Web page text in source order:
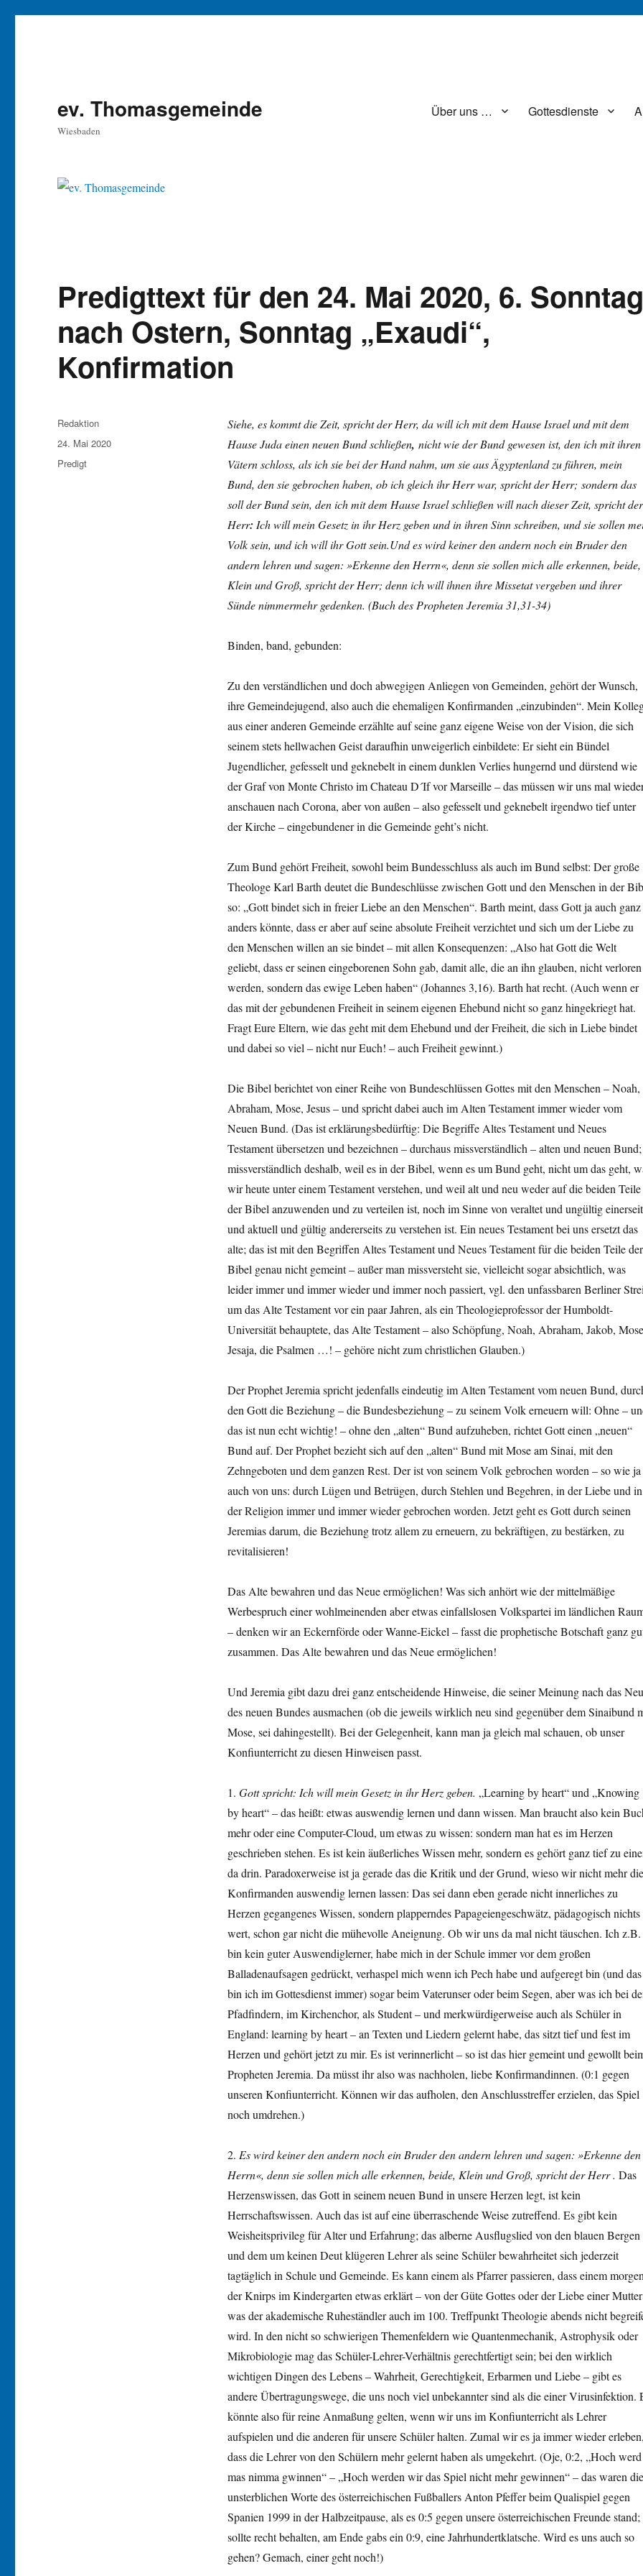
ev. Thomasgemeinde
Wiesbaden
Über uns … Gottesdienste
Predigttext für den 24. Mai 2020, 6.
nach Ostern, Sonntag „Exaudi“,
Konfirmation
Siehe, es kommt die Zeit, spricht der Herr, da will ich mit dem Hause Israel und mit dem
Hause Juda einen neuen Bund schließen, nicht wie der Bund gewesen ist, den ich mit ihren
Vätern schloss, als ich sie bei der Hand nahm, um sie aus Ägyptenland zu führen, mein
Bund, den sie gebrochen haben, ob ich gleich ihr Herr war, spricht der Herr; sondern das
soll der Bund sein, den ich mit dem Hause Israel schließen will nach dieser Zeit, spricht der
Herr: Ich will mein Gesetz in ihr Herz geben und in ihren Sinn schreiben, und sie sollen
Volk sein, und ich will ihr Gott sein.Und es wird keiner den andern noch ein Bruder den
andern lehren und sagen: »Erkenne den Herrn«, denn sie sollen mich alle erkennen, beide,
Klein und Groß, spricht der Herr; denn ich will ihnen ihre Missetat vergeben und ihrer
Sünde nimmermehr gedenken. (Buch des Propheten Jeremia 31,31-34)
Binden, band, gebunden:
Zu den verständlichen und doch abwegigen Anliegen von Gemeinden, gehört der Wunsch,
ihre Gemeindejugend, also auch die ehemaligen Konfirmanden „einzubinden“. Mein
aus einer anderen Gemeinde erzählte auf seine ganz eigene Weise von der Vision, die sich
seinem stets hellwachen Geist daraufhin unweigerlich einbildete: Er sieht ein Bündel
Jugendlicher, gefesselt und geknebelt in einem dunklen Verlies hungernd und dürstend wie
der Graf von Monte Christo im Chateau D´If vor Marseille – das müssen wir uns mal
anschauen nach Corona, aber von außen – also gefesselt und geknebelt irgendwo tief unter
der Kirche – eingebundener in die Gemeinde geht’s nicht.
Zum Bund gehört Freiheit, sowohl beim Bundesschluss als auch im Bund selbst: Der große
Theologe Karl Barth deutet die Bundeschlüsse zwischen Gott und den Menschen in der
so: „Gott bindet sich in freier Liebe an den Menschen“. Barth meint, dass Gott ja auch ganz
anders könnte, dass er aber auf seine absolute Freiheit verzichtet und sich um der Liebe zu
den Menschen willen an sie bindet – mit allen Konsequenzen: „Also hat Gott die Welt
geliebt, dass er seinen eingeborenen Sohn gab, damit alle, die an ihn glauben, nicht verloren
werden, sondern das ewige Leben haben“ (Johannes 3,16). Barth hat recht. (Auch wenn er
das mit der gebundenen Freiheit in seinem eigenen Ehebund nicht so ganz hingekriegt hat.
Fragt Eure Eltern, wie das geht mit dem Ehebund und der Freiheit, die sich in Liebe bindet
und dabei so viel – nicht nur Euch! – auch Freiheit gewinnt.)
Die Bibel berichtet von einer Reihe von Bundeschlüssen Gottes mit den Menschen – Noah,
Abraham, Mose, Jesus – und spricht dabei auch im Alten Testament immer wieder vom
Neuen Bund. (Das ist erklärungsbedürftig: Die Begriffe Altes Testament und Neues
Testament übersetzen und bezeichnen – durchaus missverständlich – alten und neuen Bund;
missverständlich deshalb, weil es in der Bibel, wenn es um Bund geht, nicht um das geht,
wir heute unter einem Testament verstehen, und weil alt und neu weder auf die beiden Teile
der Bibel anzuwenden und zu verteilen ist, noch im Sinne von veraltet und ungültig
und aktuell und gültig andererseits zu verstehen ist. Ein neues Testament bei uns ersetzt das
alte; das ist mit den Begriffen Altes Testament und Neues Testament für die beiden Teile der
Bibel genau nicht gemeint – außer man missversteht sie, vielleicht sogar absichtlich, was
leider immer und immer wieder und immer noch passiert, vgl. den unfassbaren Berliner
um das Alte Testament vor ein paar Jahren, als ein Theologieprofessor der Humboldt-
Universität behauptete, das Alte Testament – also Schöpfung, Noah, Abraham, Jakob,
Jesaja, die Psalmen …! – gehöre nicht zum christlichen Glauben.)
Der Prophet Jeremia spricht jedenfalls eindeutig im Alten Testament vom neuen Bund,
den Gott die Beziehung – die Bundesbeziehung – zu seinem Volk erneuern will: Ohne –
das ist nun echt wichtig! – ohne den „alten“ Bund aufzuheben, richtet Gott einen „neuen“
Bund auf. Der Prophet bezieht sich auf den „alten“ Bund mit Mose am Sinai, mit den
Zehngeboten und dem ganzen Rest. Der ist von seinem Volk gebrochen worden – so wie ja
auch von uns: durch Lügen und Betrügen, durch Stehlen und Begehren, in der Liebe und in
der Religion immer und immer wieder gebrochen worden. Jetzt geht es Gott durch seinen
Jeremias darum, die Beziehung trotz allem zu erneuern, zu bekräftigen, zu bestärken, zu
revitalisieren!
Das Alte bewahren und das Neue ermöglichen! Was sich anhört wie der mittelmäßige
Werbespruch einer wohlmeinenden aber etwas einfallslosen Volkspartei im ländlichen
– denken wir an Eckernförde oder Wanne-Eickel – fasst die prophetische Botschaft ganz
zusammen. Das Alte bewahren und das Neue ermöglichen!
Und Jeremia gibt dazu drei ganz entscheidende Hinweise, die seiner Meinung nach das
des neuen Bundes ausmachen (ob die jeweils wirklich neu sind gegenüber dem Sinaibund
Mose, sei dahingestellt). Bei der Gelegenheit, kann man ja gleich mal schauen, ob unser
Konfiunterricht zu diesen Hinweisen passt.
1. Gott spricht: Ich will mein Gesetz in ihr Herz geben. „Learning by heart“ und „Knowing
by heart“ – das heißt: etwas auswendig lernen und dann wissen. Man braucht also kein
mehr oder eine Computer-Cloud, um etwas zu wissen: sondern man hat es im Herzen
geschrieben stehen. Es ist kein äußerliches Wissen mehr, sondern es gehört ganz tief zu
da drin. Paradoxerweise ist ja gerade das die Kritik und der Grund, wieso wir nicht mehr die
Konfirmanden auswendig lernen lassen: Das sei dann eben gerade nicht innerliches zu
Herzen gegangenes Wissen, sondern plapperndes Papageiengeschwätz, pädagogisch nichts
wert, schon gar nicht die mühevolle Aneignung. Ob wir uns da mal nicht täuschen. Ich z.B.
bin kein guter Auswendiglerner, habe mich in der Schule immer vor dem großen
Balladenaufsagen gedrückt, verhaspel mich wenn ich Pech habe und aufgeregt bin (und das
bin ich im Gottesdienst immer) sogar beim Vaterunser oder beim Segen, aber was ich bei
Pfadfindern, im Kirchenchor, als Student – und merkwürdigerweise auch als Schüler in
England: learning by heart – an Texten und Liedern gelernt habe, das sitzt tief und fest im
Herzen und gehört jetzt zu mir. Es ist verinnerlicht – so ist das hier gemeint und gewollt
Propheten Jeremia. Da müsst ihr also was nachholen, liebe Konfirmandinnen. (0:1 gegen
unseren Konfiunterricht. Können wir das aufholen, den Anschlusstreffer erzielen, das Spiel
noch umdrehen.)
2. Es wird keiner den andern noch ein Bruder den andern lehren und sagen: »Erkenne den
Herrn«, denn sie sollen mich alle erkennen, beide, Klein und Groß, spricht derHerr. Das
Herzenswissen, das Gott in seinem neuen Bund in unsere Herzen legt, ist kein
Herrschaftswissen. Auch das ist auf eine überraschende Weise zutreffend. Es gibt kein
Weisheitsprivileg für Alter und Erfahrung; das alberne Ausflugslied von den blauen Bergen
und dem um keinen Deut klügeren Lehrer als seine Schüler bewahrheitet sich jederzeit
tagtäglich in Schule und Gemeinde. Es kann einem als Pfarrer passieren, dass einem
der Knirps im Kindergarten etwas erklärt – von der Güte Gottes oder der Liebe einer
was der akademische Ruheständler auch im 100. Treffpunkt Theologie abends nicht
wird. In den nicht so schwierigen Themenfeldern wie Quantenmechanik, Astrophysik oder
Mikrobiologie mag das Schüler-Lehrer-Verhältnis gerechtfertigt sein; bei den wirklich
wichtigen Dingen des Lebens – Wahrheit, Gerechtigkeit, Erbarmen und Liebe – gibt es
andere Übertragungswege, die uns noch viel unbekannter sind als die einer Virusinfektion.
könnte also für reine Anmaßung gelten, wenn wir uns im Konfiunterricht als Lehrer
aufspielen und die anderen für unsere Schüler halten. Zumal wir es ja immer wieder
dass die Lehrer von den Schülern mehr gelernt haben als umgekehrt. (Oje, 0:2, „Hoch werd
mas nimma gwinnen“ – „Hoch werden wir das Spiel nicht mehr gewinnen“ – das waren die
unsterblichen Worte des österreichischen Fußballers Anton Pfeffer beim Qualispiel gegen
Spanien 1999 in der Halbzeitpause, als es 0:5 gegen unsere österreichischen Freunde stand;
sollte recht behalten, am Ende gabs ein 0:9, eine Jahrhundertklatsche. Wird es uns auch so
gehen? Gemach, einer geht noch!)
Autor
Redaktion
Veröffentlicht
am
24. Mai 2020
Kategorien
Predigt